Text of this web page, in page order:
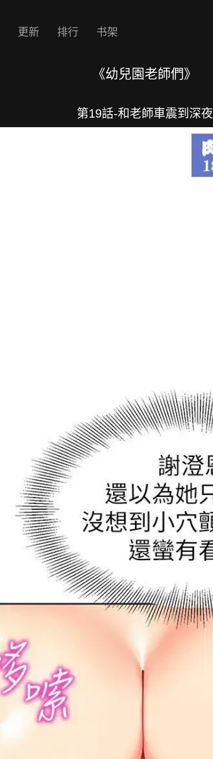
更新 排行 书架
《幼兒園老師們》
第19話-和老師車震到深夜